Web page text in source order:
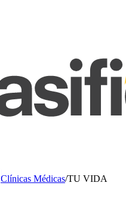
Clínicas Médicas/TU VIDA